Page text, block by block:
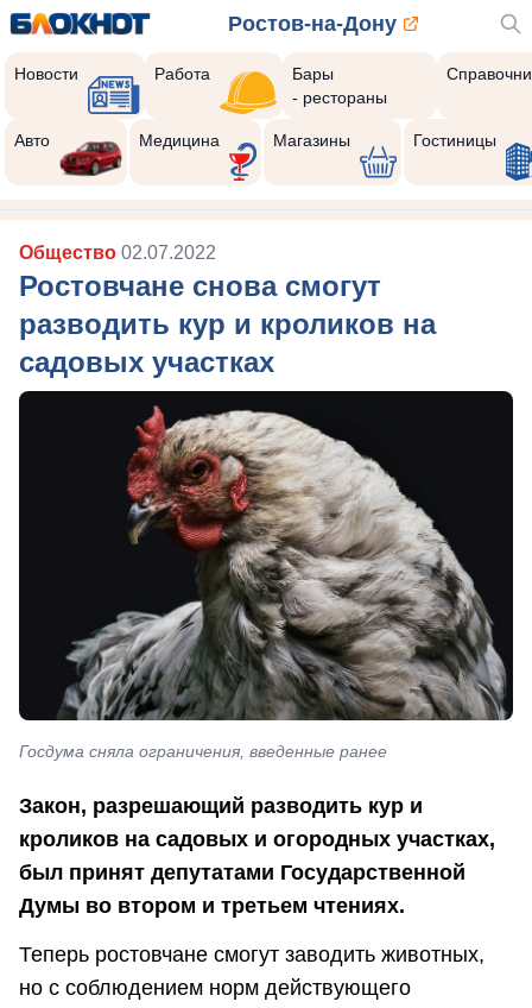
Ростов-на-Дону
Новости Работа
Бары
- рестораны
Авто Медицина Магазины Гостиницы
Общество 02.07.2022
Ростовчане снова смогут
разводить кур и кроликов на
садовых участках
Госдума сняла ограничения, введенные ранее
Закон, разрешающий разводить кур и
кроликов на садовых и огородных участках,
был принят депутатами Государственной
Думы во втором и третьем чтениях.
Теперь ростовчане смогут заводить животных,
но с соблюдением норм действующего